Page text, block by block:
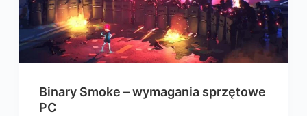
Binary Smoke – wymagania sprzętowe
PC